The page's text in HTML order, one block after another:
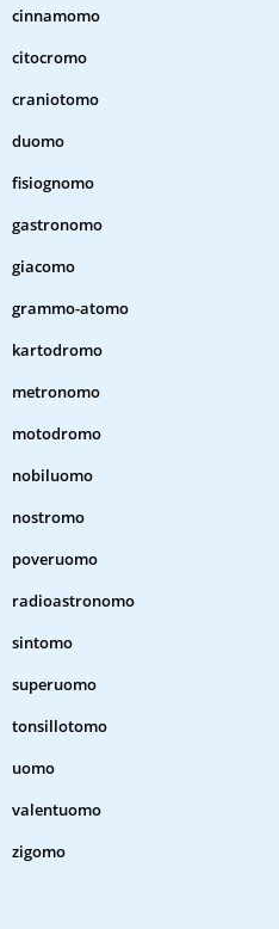
cinnamomo
citocromo
craniotomo
duomo
fisiognomo
gastronomo
giacomo
grammo-atomo
kartodromo
metronomo
motodromo
nobiluomo
nostromo
poveruomo
radioastronomo
sintomo
superuomo
tonsillotomo
uomo
valentuomo
zigomo